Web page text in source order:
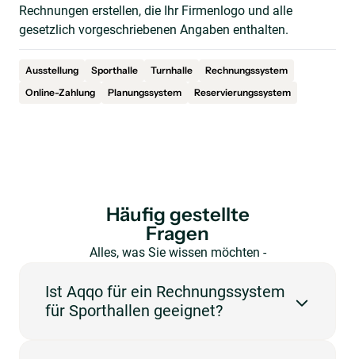
Rechnungen erstellen, die Ihr Firmenlogo und alle
gesetzlich vorgeschriebenen Angaben enthalten.
Ausstellung Sporthalle Turnhalle
Rechnungssystem
Online-Zahlung
Planungssystem Reservierungssystem
Häufig gestellte
Fragen
Alles, was Sie wissen möchten -
Ist Aqqo für ein Rechnungssystem
für Sporthallen geeignet?